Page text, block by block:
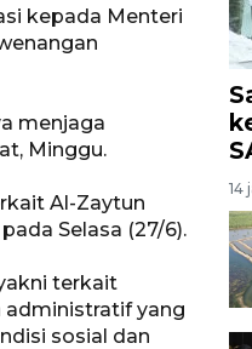
kepada Menteri
menjaga
Minggu.
Al-Zaytun
Selasa (27/6).
terkait
administratif yang
sosial dan
14